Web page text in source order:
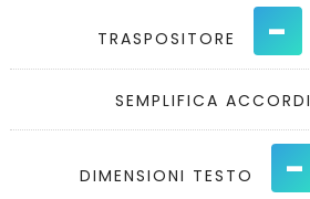
TRASPOSITORE -
SEMPLIFICA ACCORDI
DIMENSIONI TESTO -